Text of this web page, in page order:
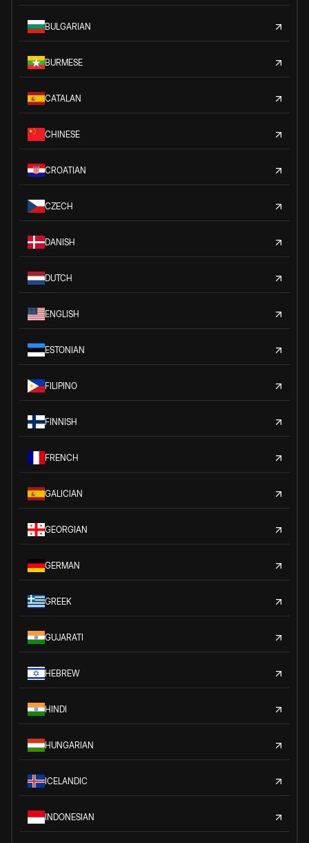
BULGARIAN
BURMESE
CATALAN
CHINESE
CROATIAN
CZECH
DANISH
DUTCH
ENGLISH
ESTONIAN
FILIPINO
FINNISH
FRENCH
GALICIAN
GEORGIAN
GERMAN
GREEK
GUJARATI
HEBREW
HINDI
HUNGARIAN
ICELANDIC
INDONESIAN